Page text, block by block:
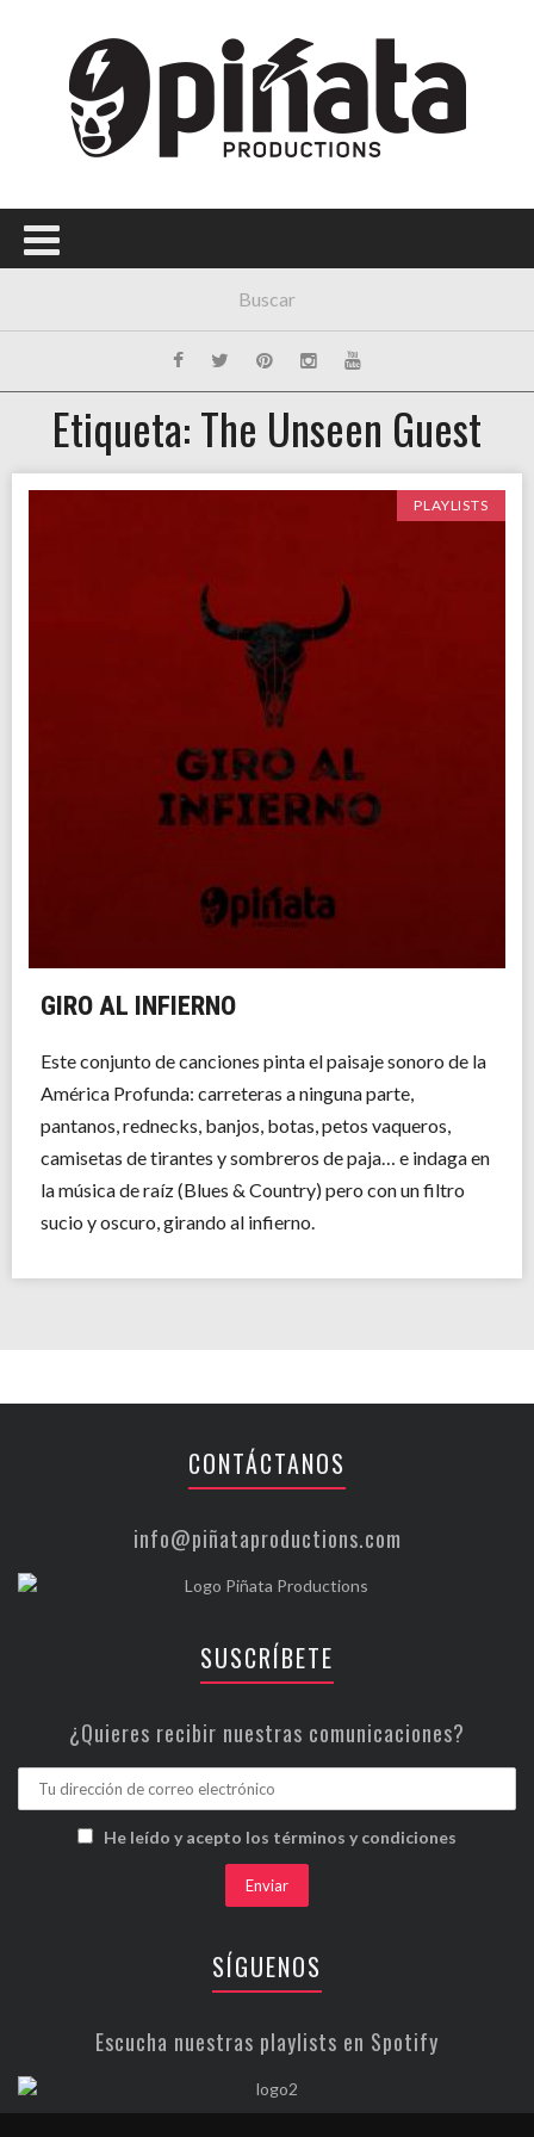
Menú Principal
PORTADA
CONCIERTOS
FESTIVALES
Etiqueta: The Unseen Guest
PLAYLISTS
GIRO AL INFIERNO
Este conjunto de canciones pinta el paisaje sonoro de la
América Profunda: carreteras a ninguna parte,
pantanos, rednecks, banjos, botas, petos vaqueros,
camisetas de tirantes y sombreros de paja… e indaga en
la música de raíz (Blues & Country) pero con un filtro
sucio y oscuro, girando al infierno.
CONTÁCTANOS
info@piñataproductions.com
SUSCRÍBETE
¿Quieres recibir nuestras comunicaciones?
He leído y acepto los términos y condiciones
SÍGUENOS
Escucha nuestras playlists en Spotify